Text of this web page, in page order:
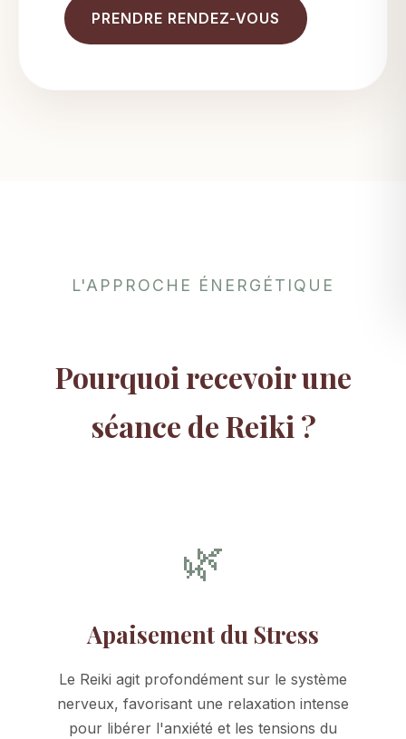
PRENDRE RENDEZ-VOUS
L'APPROCHE ÉNERGÉTIQUE
Pourquoi recevoir une
séance de Reiki ?
🌿
Apaisement du Stress
Le Reiki agit profondément sur le système
nerveux, favorisant une relaxation intense
pour libérer l'anxiété et les tensions du